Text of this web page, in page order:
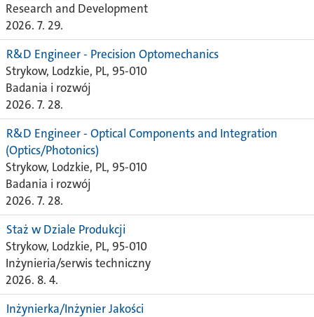
Research and Development
2026. 7. 29.
R&D Engineer - Precision Optomechanics
Strykow, Lodzkie, PL, 95-010
Badania i rozwój
2026. 7. 28.
R&D Engineer - Optical Components and Integration
(Optics/Photonics)
Strykow, Lodzkie, PL, 95-010
Badania i rozwój
2026. 7. 28.
Staż w Dziale Produkcji
Strykow, Lodzkie, PL, 95-010
Inżynieria/serwis techniczny
2026. 8. 4.
Inżynierka/Inżynier Jakości